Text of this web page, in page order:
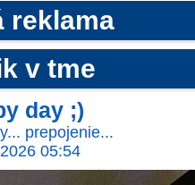
reklama
v tme
day ;)
prepojenie...
05:54